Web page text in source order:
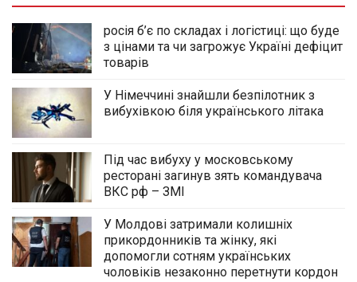
росія б’є по складах і логістиці: що буде
з цінами та чи загрожує Україні дефіцит
товарів
У Німеччині знайшли безпілотник з
вибухівкою біля українського літака
Під час вибуху у московському
ресторані загинув зять командувача
ВКС рф – ЗМІ
У Молдові затримали колишніх
прикордонників та жінку, які
допомогли сотням українських
чоловіків незаконно перетнути кордон